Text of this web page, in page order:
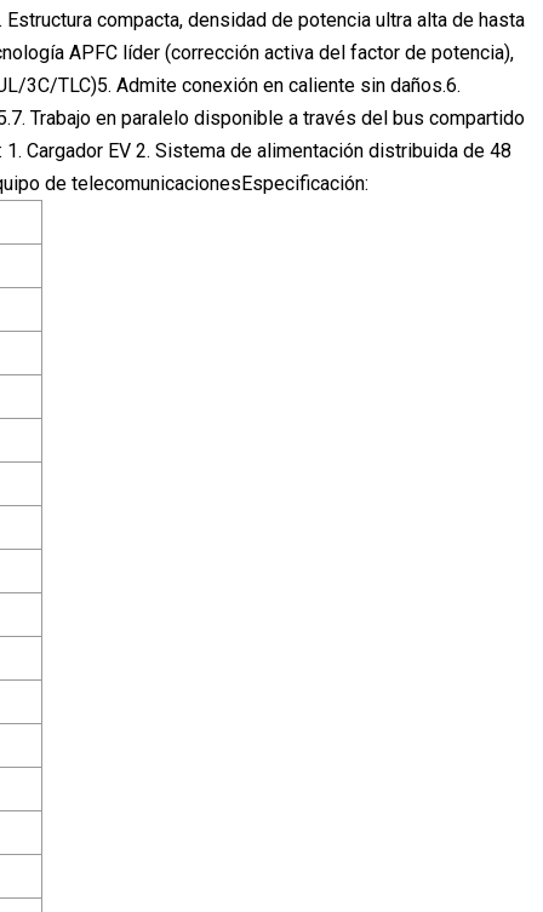
compacta, densidad de potencia ultra alta de hasta
APFC líder (corrección activa del factor de potencia),
3C/TLC)5. Admite conexión en caliente sin daños.6.
Trabajo en paralelo disponible a través del bus compartido
Cargador EV 2. Sistema de alimentación distribuida de 48
de telecomunicacionesEspecificación: